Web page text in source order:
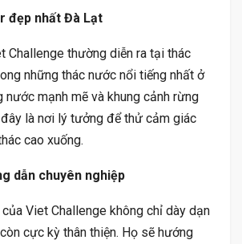
đẹp nhất Đà Lạt
Challenge thường diễn ra tại thác
những thác nước nổi tiếng nhất ở
nước mạnh mẽ và khung cảnh rừng
là nơi lý tưởng để thử cảm giác
cao xuống.
dẫn chuyên nghiệp
Viet Challenge không chỉ dày dạn
cực kỳ thân thiện. Họ sẽ hướng